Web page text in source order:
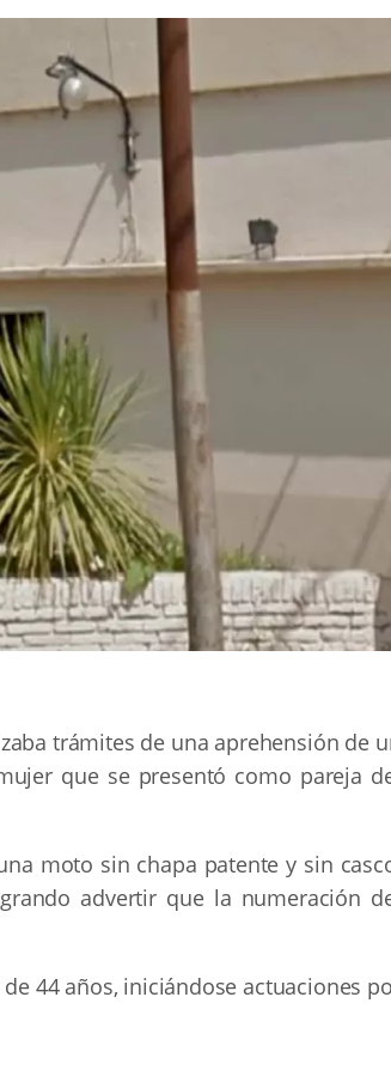
trámites de una aprehensión de
que se presentó como pareja
moto sin chapa patente y sin
advertir que la numeración
44 años, iniciándose actuaciones